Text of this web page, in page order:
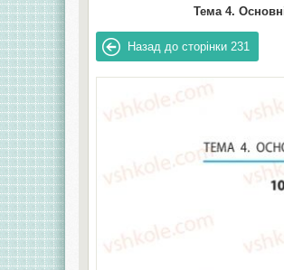
Тема 4.
Назад до сторінки 231